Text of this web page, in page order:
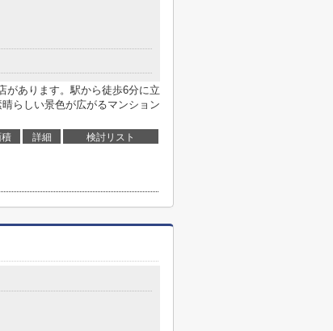
があります。駅から徒歩6分に立
らしい景色が広がるマンション
詳細 検討リスト